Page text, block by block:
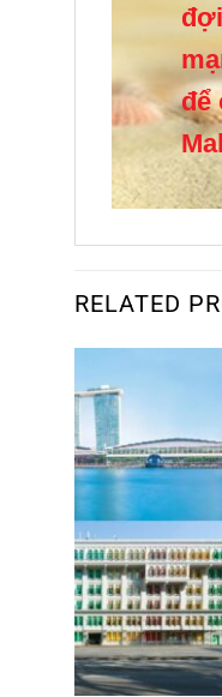
để
RELATED